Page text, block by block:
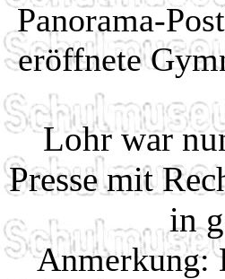
Panorama-
eröffnete
Lohr war
Presse mit
in
Anmerkung: